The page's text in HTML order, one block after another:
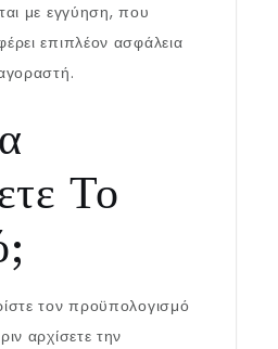
με εγγύηση, που
επιπλέον ασφάλεια
Το
τον προϋπολογισμό
αρχίσετε την